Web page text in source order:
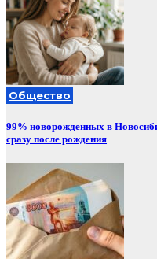
Общество
99% новорожденных в
сразу после рождения